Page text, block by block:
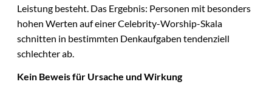
Leistung besteht. Das Ergebnis: Personen mit besonders
hohen Werten auf einer Celebrity-Worship-Skala
schnitten in bestimmten Denkaufgaben tendenziell
schlechter ab.
Kein Beweis für Ursache und Wirkung